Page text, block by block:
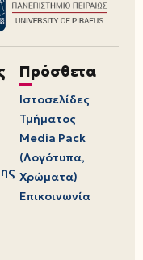
Πρόσθετα
Ιστοσελίδες
Τμήματος
Media Pack
(Λογότυπα,
Χρώματα)
Επικοινωνία